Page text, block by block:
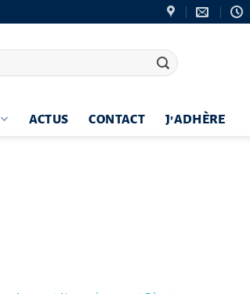
ACTUS CONTACT J’ADHÈRE